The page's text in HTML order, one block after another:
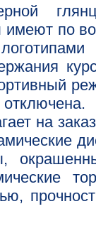
имеют по
на